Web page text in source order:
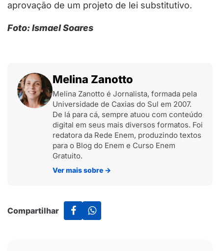
aprovação de um projeto de lei substitutivo.
Foto: Ismael Soares
Melina Zanotto
Melina Zanotto é Jornalista, formada pela
Universidade de Caxias do Sul em 2007.
De lá para cá, sempre atuou com conteúdo
digital em seus mais diversos formatos. Foi
redatora da Rede Enem, produzindo textos
para o Blog do Enem e Curso Enem
Gratuito.
Ver mais sobre →
Compartilhar